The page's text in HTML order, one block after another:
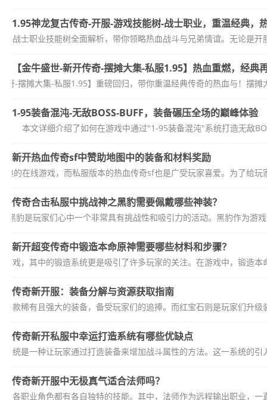
1.95神龙复古传奇-开服-游戏技能树-战士职业，重温经典，
战士职业技能树全面解析，带你领略热血战斗与兄弟情谊。无论是
【金牛盛世-新开传奇-摆摊大集-私服1.95】热血重燃，经典
奇-摆摊大集-私服1.95】重磅回归，带你重温经典传奇的热血与！摆
1-95装备混沌-无敌BOSS-BUFF，装备碾压全场的巅峰体验
本文详细介绍了如何在游戏中通过"1-95装备混沌"系统打造无敌
新开热血传奇sf中赞助地图中的装备和材料奖励
典的在线游戏，而私服版本的热血传奇sf也是广受玩家喜爱。为了给
传奇合击私服中挑战神之黑豹需要佩戴哪些神装？
黑豹是玩家们心中一个非常具有挑战性和吸引力的活动。黑豹作为游
新开超变传奇中锻造本命原神需要哪些材料和步骤？
戏，其中的锻造系统更是吸引了许多玩家的关注。在游戏中，锻造
传奇新开服：装备分解与资源获取指南
款稀有且强大的装备，备受玩家们的追捧。而红宝石则是玩家们升
传奇新开私服中幸运打造系统有哪些优缺点
统是一种让玩家通过打造装备来增加战斗属性的方法。这一系统的
传奇新开服中无极真气适合法师吗？
，各职业角色都有各自独特的技能。其中，法师作为远程输出职业，